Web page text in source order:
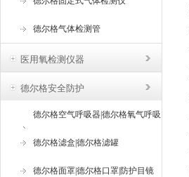
德尔格气体检测管
医用氧检测仪器
德尔格安全防护
德尔格空气呼吸器|德尔格氧气呼吸
器
德尔格滤盒|德尔格滤罐
德尔格面罩|德尔格口罩|防护目镜